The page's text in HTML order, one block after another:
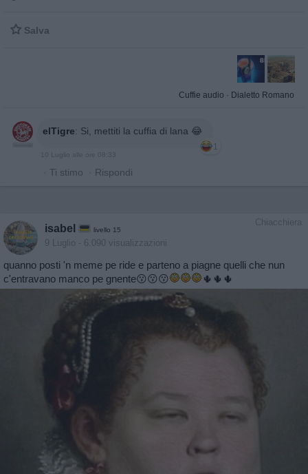
 Salva
Cuffie audio · Dialetto Romano
elTigre: Si, mettiti la cuffia di lana 😂
1
· Ti stimo · Rispondi
Chiacchiera
isabel livello 15
9 Luglio - 6.090 visualizzazioni
quanno posti 'n meme pe ride e parteno a piagne quelli che nun
c'entravano manco pe gnente😗😗😗
🌵🌵🌵